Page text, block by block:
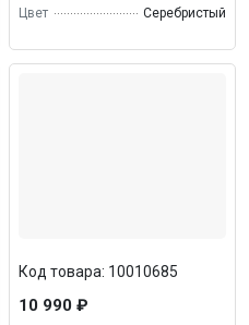
Цвет
Серебристый
Код товара: 10010685
10 990 ₽